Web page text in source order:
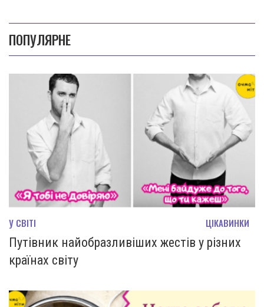
ПОПУЛЯРНЕ
У СВІТІ ЦІКАВИНКИ
Путівник найобразливіших жестів у різних
країнах світу